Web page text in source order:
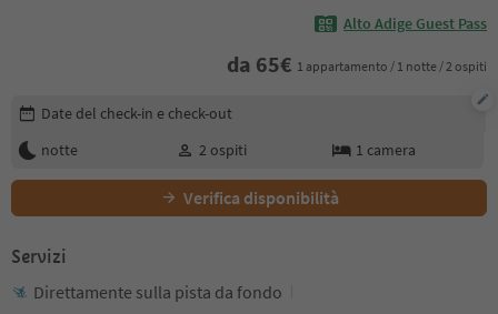
Alto Adige Guest Pass
da 65€ 1 appartamento / 1 notte / 2 ospiti
Modifica i dettagli della prenotazione
Date del check-in e check-out
notte
2 ospiti 1 camera
Verifica disponibilità
Servizi
Direttamente sulla pista da fondo